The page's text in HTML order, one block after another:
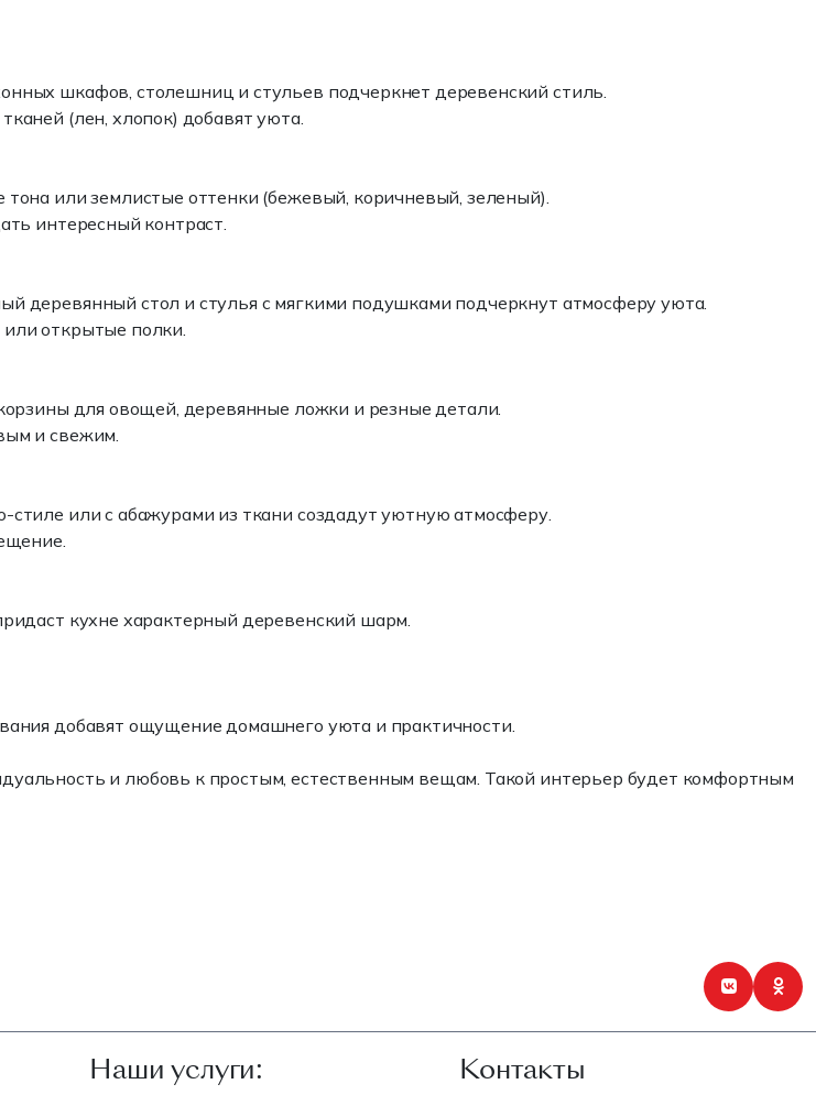
шкафов, столешниц и стульев подчеркнет деревенский стиль.
(лен, хлопок) добавят уюта.
или землистые оттенки (бежевый, коричневый, зеленый).
интересный контраст.
деревянный стол и стулья с мягкими подушками подчеркнут атмосферу уюта.
открытые полки.
для овощей, деревянные ложки и резные детали.
и свежим.
или с абажурами из ткани создадут уютную атмосферу.
кухне характерный деревенский шарм.
добавят ощущение домашнего уюта и практичности.
и любовь к простым, естественным вещам. Такой интерьер будет комфортным
Наши услуги: Контакты